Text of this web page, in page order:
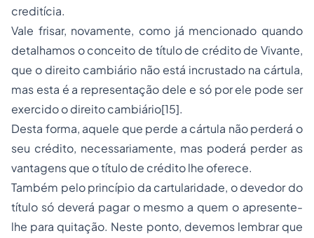
creditícia.
Vale frisar, novamente, como já mencionado quando
detalhamos o conceito de título de crédito de Vivante,
que o direito cambiário não está incrustado na cártula,
mas esta é a representação dele e só por ele pode ser
exercido o direito cambiário[15].
Desta forma, aquele que perde a cártula não perderá o
seu crédito, necessariamente, mas poderá perder as
vantagens que o título de crédito lhe oferece.
Também pelo princípio da cartularidade, o devedor do
título só deverá pagar o mesmo a quem o apresente-
lhe para quitação. Neste ponto, devemos lembrar que